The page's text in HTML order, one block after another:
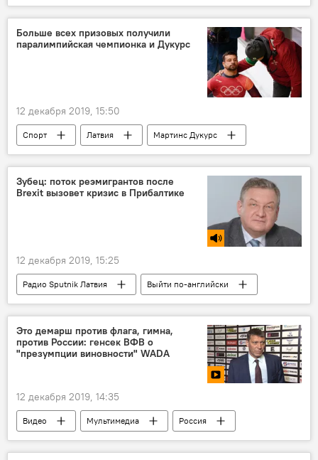
Новости мира
Больше всех призовых получили
паралимпийская чемпионка и Дукурс
12 декабря 2019, 15:50
Спорт Латвия Мартинс Дукурс
Зубец: поток реэмигрантов после
Brexit вызовет кризис в Прибалтике
12 декабря 2019, 15:25
Радио Sputnik Латвия
Выйти по-английски
Латвия
Алексей Зубец
мигранты
реэмиграция
рынок труда
экономический кризис
Это демарш против флага, гимна,
против России: генсек ВФВ о
"презумпции виновности" WADA
12 декабря 2019, 14:35
Видео Мультимедиа
Россия
WADA
гимн флаг